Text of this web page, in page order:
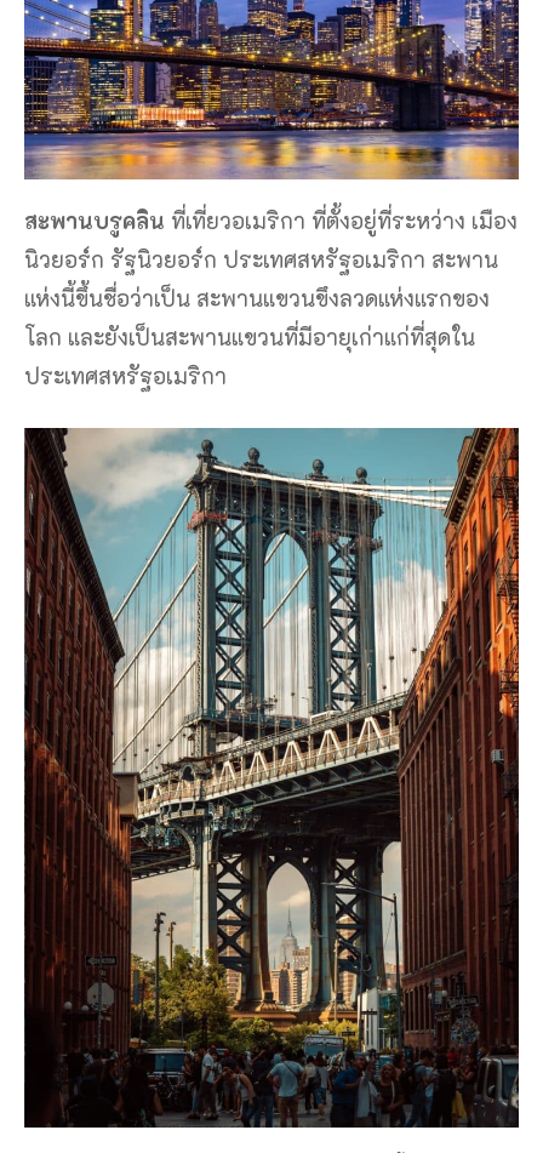
สะพานบรูคลิน ที่เที่ยวอเมริกา ที่ตั้งอยู่ที่ระหว่าง เมือง
นิวยอร์ก รัฐนิวยอร์ก ประเทศสหรัฐอเมริกา สะพาน
แห่งนี้ขึ้นชื่อว่าเป็น สะพานแขวนขึงลวดแห่งแรกของ
โลก และยังเป็นสะพานแขวนที่มีอายุเก่าแก่ที่สุดใน
ประเทศสหรัฐอเมริกา